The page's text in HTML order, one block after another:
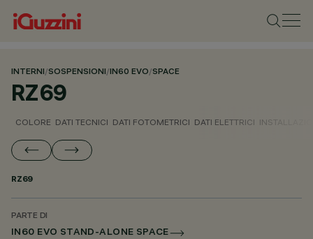
INTERNI/SOSPENSIONI/IN60 EVO/SPACE
RZ69
COLORE DATI TECNICI DATI FOTOMETRICI DATI ELETTRICI
RZ69
PARTE DI
IN60 EVO STAND-ALONE SPACE